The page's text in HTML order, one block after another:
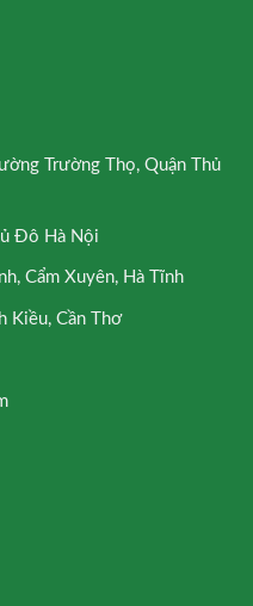
Trường Thọ, Quận Thủ
Đô Hà Nội
Cẩm Xuyên, Hà Tĩnh
Kiều, Cần Thơ